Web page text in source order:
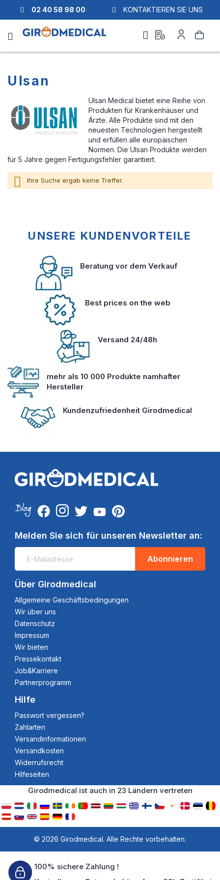
02 40 58 98 00 KONTAKTIEREN SIE UNS
Suche
quote
Konto
Ulsan
Ulsan Medical bietet eine Reihe von
Produkten für Krankenhäuser und
Ärzte. Alle Produkte sind mit den
neuesten Technologien hergestellt
und erfüllen alle europäischen
Normen. Die Ulsan Produkte werden
für 5 Jahre gegen Fertigungsfehler garantiert.
Ihre Suche ergab keine Treffer.
UNSERE KUNDENVORTEILE
Beratung vor dem Verkauf
Best prices on the web
Versand 24/48h
mehr als 10 000 Produkte namhafter
Hersteller
Kundenzufriedenheit Girodmedical
Melden Sie sich für unseren Newsletter an:
Abonnieren
Über Girodmedical
Allgemeine Geschäftsbedingungen
Wir über uns
Datenschutz
Impressum
Wir bieten
Pressekontakt
Job&Karriere
Partnerprogramm
Hilfe
Passwort vergessen?
Zahlarten
Versandinformationen
Versandkosten
Widerrufsrecht
Hilfeseiten
Girodmedical ist auch in 23 Ländern vertreten
© 2026 Girodmedical. Alle Rechte vorbehalten.
100% sichere Zahlung !